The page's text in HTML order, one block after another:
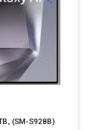
(SM-S928B)